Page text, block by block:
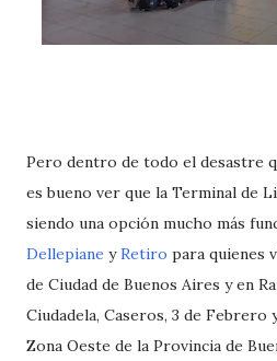
Pero dentro de todo el desastre
es bueno ver que la Terminal de
siendo una opción mucho más
Dellepiane yRetiro para quienes
de Ciudad de Buenos Aires y en
Ciudadela, Caseros, 3 de Febrero
Zona Oeste de la Provincia de